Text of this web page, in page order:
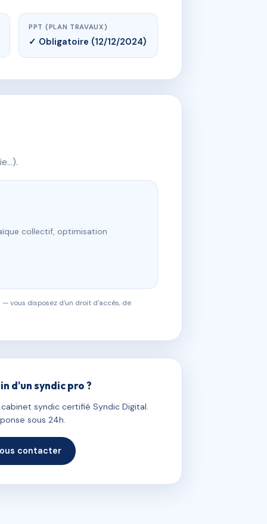
PPT (PLAN TRAVAUX)
✓ Obligatoire (12/12/2024)
collectif, optimisation
vous disposez d'un droit d'accès, de
d'un syndic pro ?
syndic certifié Syndic Digital.
sous 24h.
contacter